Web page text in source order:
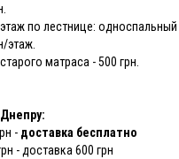
по лестнице: односпальный
этаж.
матраса - 500 грн.
- доставка бесплатно
- доставка 600 грн